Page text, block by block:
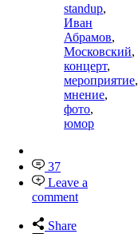
standup,
Иван
Абрамов,
Московский,
концерт,
мероприятие,
мнение,
фото,
юмор
37
Leave a
comment
Share